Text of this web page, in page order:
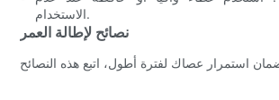
الاستخدام.
نصائح لإطالة العمر